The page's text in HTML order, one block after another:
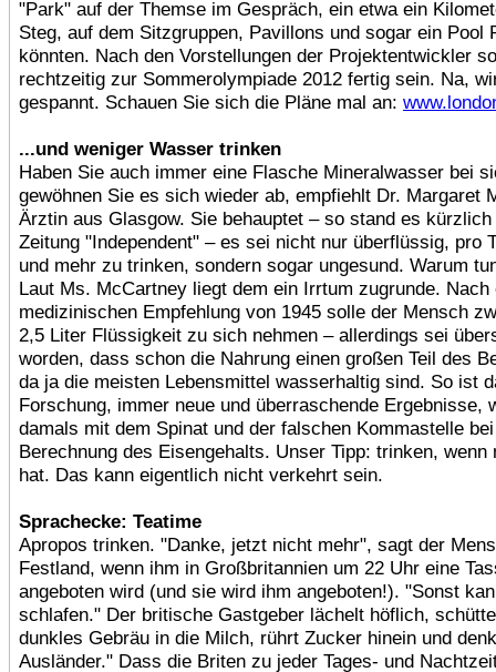
"Park" auf der Themse im Gespräch, ein etwa ein
Steg, auf dem Sitzgruppen, Pavillons und sogar ein Pool
könnten. Nach den Vorstellungen der Projektentwickler
rechtzeitig zur Sommerolympiade 2012 fertig sein. Na,
gespannt. Schauen Sie sich die Pläne mal an:
...und weniger Wasser trinken
Haben Sie auch immer eine Flasche Mineralwasser bei
gewöhnen Sie es sich wieder ab, empfiehlt Dr. Margaret
Ärztin aus Glasgow. Sie behauptet – so stand es
Zeitung "Independent" – es sei nicht nur überflüssig, pro
und mehr zu trinken, sondern sogar ungesund. Warum
Laut Ms. McCartney liegt dem ein Irrtum zugrunde. Nach
medizinischen Empfehlung von 1945 solle der Mensch
2,5 Liter Flüssigkeit zu sich nehmen – allerdings sei
worden, dass schon die Nahrung einen großen Teil des
da ja die meisten Lebensmittel wasserhaltig sind. So ist
Forschung, immer neue und überraschende Ergebnisse,
damals mit dem Spinat und der falschen Kommastelle
Berechnung des Eisengehalts. Unser Tipp: trinken, wenn
hat. Das kann eigentlich nicht verkehrt sein.
Sprachecke: Teatime
Apropos trinken. "Danke, jetzt nicht mehr", sagt der
Festland, wenn ihm in Großbritannien um 22 Uhr eine
angeboten wird (und sie wird ihm angeboten!). "Sonst
schlafen." Der britische Gastgeber lächelt höflich,
dunkles Gebräu in die Milch, rührt Zucker hinein und
Ausländer." Dass die Briten zu jeder Tages- und